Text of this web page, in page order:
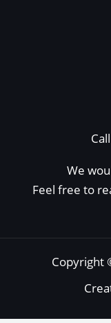
We
Feel free to
Copyright